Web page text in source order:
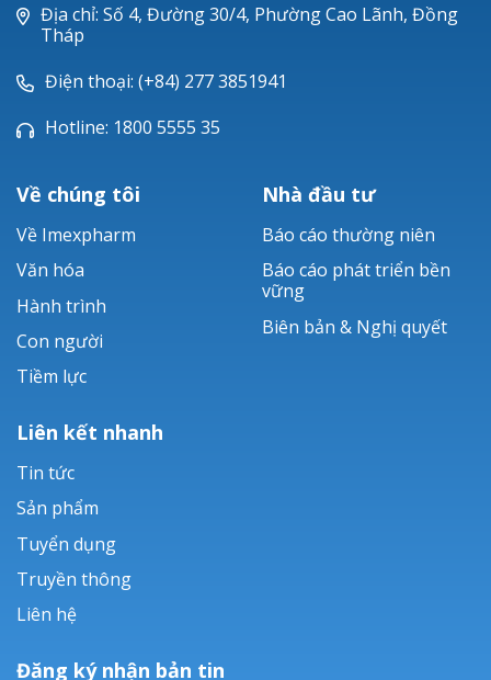
Địa chỉ: Số 4, Đường 30/4, Phường Cao Lãnh, Đồng
Tháp
Điện thoại: (+84) 277 3851941
Hotline: 1800 5555 35
Về chúng tôi
Về Imexpharm
Văn hóa
Hành trình
Con người
Tiềm lực
Nhà đầu tư
Báo cáo thường niên
Báo cáo phát triển bền
vững
Biên bản & Nghị quyết
Liên kết nhanh
Tin tức
Sản phẩm
Tuyển dụng
Truyền thông
Liên hệ
Đăng ký nhận bản tin